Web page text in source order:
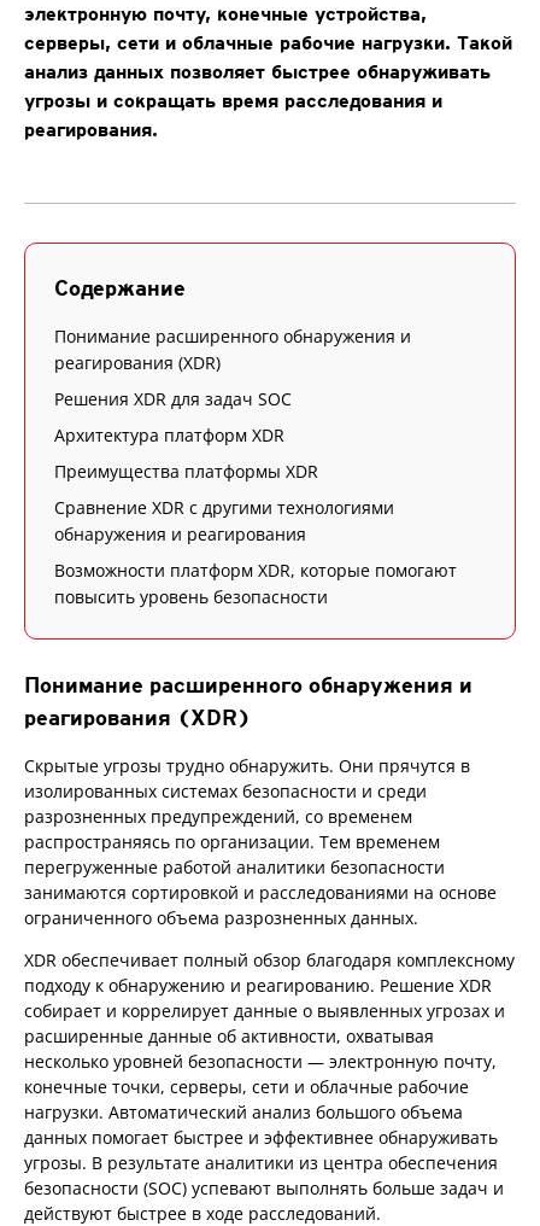
электронную почту, конечные устройства,
серверы, сети и облачные рабочие нагрузки. Такой
анализ данных позволяет быстрее обнаруживать
угрозы и сокращать время расследования и
реагирования.
Содержание
Понимание расширенного обнаружения и
реагирования (XDR)
Решения XDR для задач SOC
Архитектура платформ XDR
Преимущества платформы XDR
Сравнение XDR с другими технологиями
обнаружения и реагирования
Возможности платформ XDR, которые помогают
повысить уровень безопасности
Понимание расширенного обнаружения и
реагирования (XDR)
Скрытые угрозы трудно обнаружить. Они прячутся в
изолированных системах безопасности и среди
разрозненных предупреждений, со временем
распространяясь по организации. Тем временем
перегруженные работой аналитики безопасности
занимаются сортировкой и расследованиями на основе
ограниченного объема разрозненных данных.
XDR обеспечивает полный обзор благодаря комплексному
подходу к обнаружению и реагированию. Решение XDR
собирает и коррелирует данные о выявленных угрозах и
расширенные данные об активности, охватывая
несколько уровней безопасности — электронную почту,
конечные точки, серверы, сети и облачные рабочие
нагрузки. Автоматический анализ большого объема
данных помогает быстрее и эффективнее обнаруживать
угрозы. В результате аналитики из центра обеспечения
безопасности (SOC) успевают выполнять больше задач и
действуют быстрее в ходе расследований.